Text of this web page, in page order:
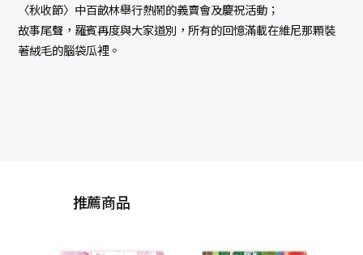
〈秋收節〉中百畝林舉行熱鬧的義賣會及慶祝活動；
故事尾聲，羅賓再度與大家道別，所有的回憶滿載在維尼那顆裝
著絨毛的腦袋瓜裡。
推薦商品